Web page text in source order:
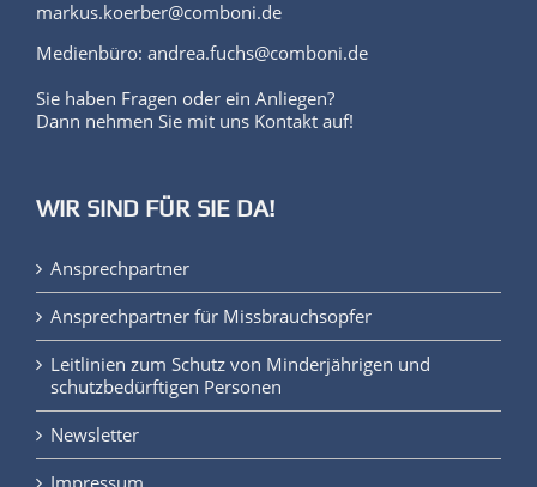
markus.koerber@comboni.de
Medienbüro: andrea.fuchs@comboni.de
Sie haben Fragen oder ein Anliegen?
Dann nehmen Sie mit uns Kontakt auf!
WIR SIND FÜR SIE DA!
Ansprechpartner
Ansprechpartner für Missbrauchsopfer
Leitlinien zum Schutz von Minderjährigen und
schutzbedürftigen Personen
Newsletter
Impressum